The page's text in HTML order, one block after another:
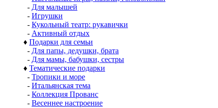
- Для малышей
- Игрушки
- Кукольный театр: рукавички
- Активный отдых
♦ Подарки для семьи
- Для папы, дедушки, брата
- Для мамы, бабушки, сестры
♦ Тематические подарки
- Тропики и море
- Итальянская тема
- Коллекция Прованс
- Весеннее настроение